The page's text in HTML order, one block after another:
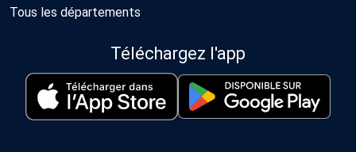
Tous les départements
Téléchargez l'app